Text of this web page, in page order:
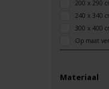
200 x 290
240 x 340
300 x 400
Op maat
Materiaal